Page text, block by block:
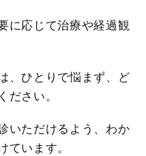
に応じて治療や経過観
、ひとりで悩まず、ど
ださい。
いただけるよう、わか
ています。